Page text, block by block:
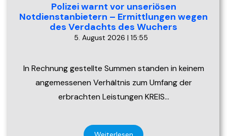
Polizei warnt vor unseriösen
Notdienstanbietern – Ermittlungen wegen
des Verdachts des Wuchers
5. August 2026 | 15:55
In Rechnung gestellte Summen standen in keinem
angemessenen Verhältnis zum Umfang der
erbrachten Leistungen KREIS…